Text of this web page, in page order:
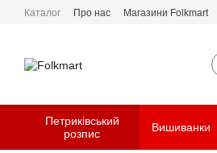
Перейти до основного контенту
Каталог Про нас Магазини Folkmart
Петриківський
розпис
Вишиванки